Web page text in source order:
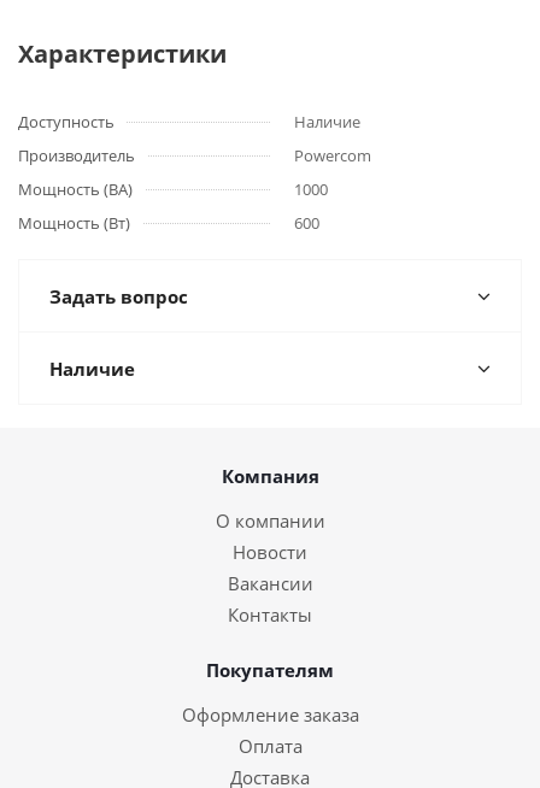
Характеристики
Доступность
Наличие
Производитель
Powercom
Мощность (ВА)
1000
Мощность (Вт)
600
Задать вопрос
Наличие
Компания
О компании
Новости
Вакансии
Контакты
Покупателям
Оформление заказа
Оплата
Доставка